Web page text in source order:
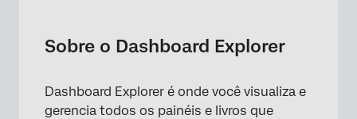
Visão geral básica do Dashboard Explorer
Ocultação de painéis e livros
Sobre o Dashboard Explorer
Dashboard Explorer é onde você visualiza e
gerencia todos os painéis e livros que